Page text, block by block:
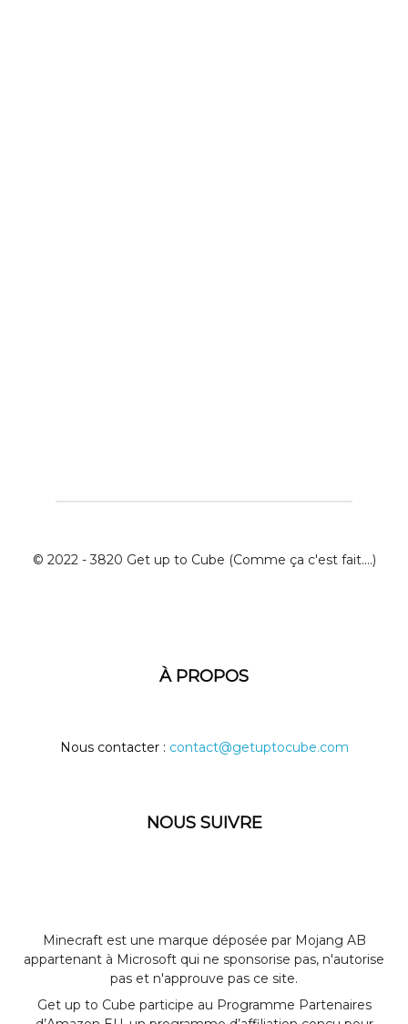
© 2022 - 3820 Get up to Cube (Comme ça c'est fait....)
À PROPOS
Nous contacter : contact@getuptocube.com
NOUS SUIVRE
Minecraft est une marque déposée par Mojang AB
appartenant à Microsoft qui ne sponsorise pas, n'autorise
pas et n'approuve pas ce site.
Get up to Cube participe au Programme Partenaires